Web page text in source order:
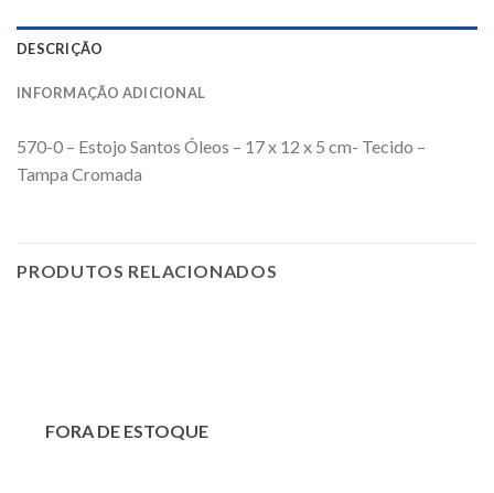
DESCRIÇÃO
INFORMAÇÃO ADICIONAL
570-0 – Estojo Santos Óleos – 17 x 12 x 5 cm- Tecido –
Tampa Cromada
PRODUTOS RELACIONADOS
FORA DE ESTOQUE